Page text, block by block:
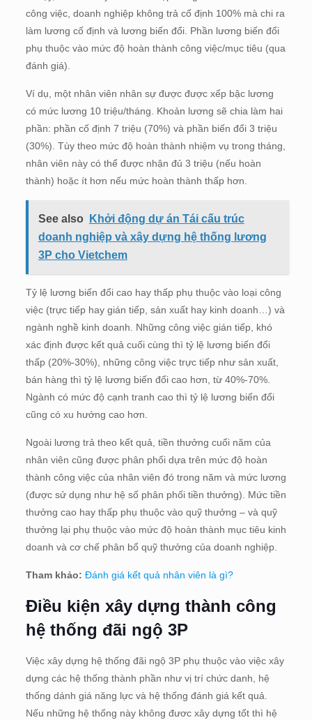
công việc, doanh nghiệp không trả cố định 100% mà chi ra
làm lương cố định và lương biến đổi. Phần lương biến đổi
phụ thuộc vào mức độ hoàn thành công việc/mục tiêu (qua
đánh giá).
Ví dụ, một nhân viên nhân sự được được xếp bậc lương
có mức lương 10 triệu/tháng. Khoản lương sẽ chia làm hai
phần: phần cố định 7 triệu (70%) và phần biến đổi 3 triệu
(30%). Tùy theo mức độ hoàn thành nhiệm vụ trong tháng,
nhân viên này có thể được nhận đủ 3 triệu (nếu hoàn
thành) hoặc ít hơn nếu mức hoàn thành thấp hơn.
See also
Khởi động dự án Tái cấu trúc
doanh nghiệp và xây dựng hệ thống lương
3P cho Vietchem
Tỷ lệ lương biến đổi cao hay thấp phụ thuộc vào loại công
việc (trực tiếp hay gián tiếp, sản xuất hay kinh doanh…) và
ngành nghề kinh doanh. Những công việc gián tiếp, khó
xác định được kết quả cuối cùng thì tỷ lệ lương biến đổi
thấp (20%-30%), những công việc trực tiếp như sản xuất,
bán hàng thì tỷ lệ lương biến đổi cao hơn, từ 40%-70%.
Ngành có mức độ cạnh tranh cao thì tỷ lệ lương biến đổi
cũng có xu hướng cao hơn.
Ngoài lương trả theo kết quả, tiền thưởng cuối năm của
nhân viên cũng được phân phối dựa trên mức độ hoàn
thành công việc của nhân viên đó trong năm và mức lương
(được sử dụng như hệ số phân phối tiền thưởng). Mức tiền
thưởng cao hay thấp phụ thuộc vào quỹ thưởng – và quỹ
thưởng lại phụ thuộc vào mức độ hoàn thành mục tiêu kinh
doanh và cơ chế phân bổ quỹ thưởng của doanh nghiệp.
Tham khảo: Đánh giá kết quả nhân viên là gì?
Điều kiện xây dựng thành công
hệ thống đãi ngộ 3P
Việc xây dựng hệ thống đãi ngộ 3P phụ thuộc vào việc xây
dựng các hệ thống thành phần như vị trí chức danh, hệ
thống dánh giá năng lực và hệ thống đánh giá kết quả.
Nếu những hệ thống này không đươc xây dựng tốt thì hệ